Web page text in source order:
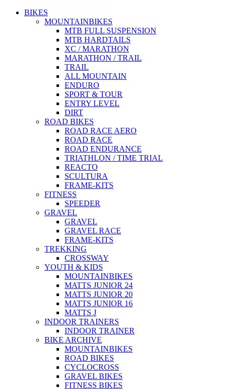
BIKES
MOUNTAINBIKES
MTB FULL SUSPENSION
MTB HARDTAILS
XC / MARATHON
MARATHON / TRAIL
TRAIL
ALL MOUNTAIN
ENDURO
SPORT & TOUR
ENTRY LEVEL
DIRT
ROAD BIKES
ROAD RACE AERO
ROAD RACE
ROAD ENDURANCE
TRIATHLON / TIME TRIAL
REACTO
SCULTURA
FRAME-KITS
FITNESS
SPEEDER
GRAVEL
GRAVEL
GRAVEL RACE
FRAME-KITS
TREKKING
CROSSWAY
YOUTH & KIDS
MOUNTAINBIKES
MATTS JUNIOR 24
MATTS JUNIOR 20
MATTS JUNIOR 16
MATTS J
INDOOR TRAINERS
INDOOR TRAINER
BIKE ARCHIVE
MOUNTAINBIKES
ROAD BIKES
CYCLOCROSS
GRAVEL BIKES
FITNESS BIKES